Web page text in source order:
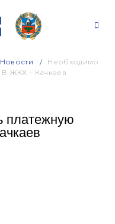
Новости
Необходимо
ЖКХ – Качкаев
платежную